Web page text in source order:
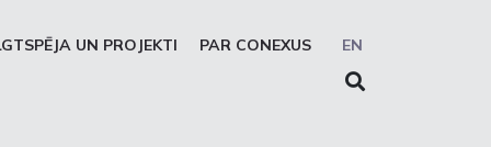
EN
UN PROJEKTI PAR CONEXUS